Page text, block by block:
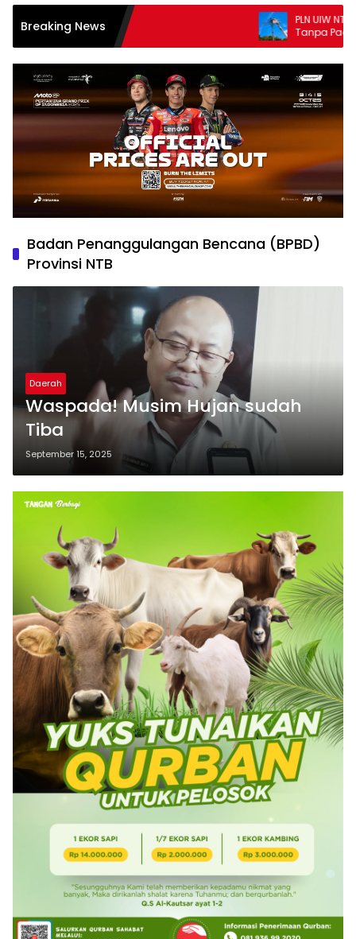
Breaking News
PLN UIW NTB Perkuat
Tanpa Padam melalui
Badan Penanggulangan Bencana (BPBD)
Provinsi NTB
Daerah
Waspada! Musim Hujan sudah
Tiba
September 15, 2025